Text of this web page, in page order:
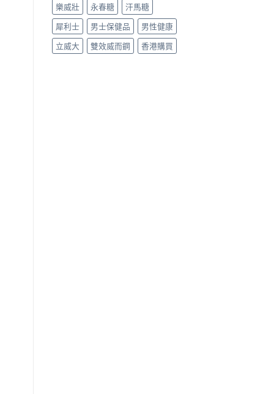
樂威壯
永春糖
汗馬糖
犀利士
男士保健品
男性健康
立威大
雙效威而鋼 香港購買